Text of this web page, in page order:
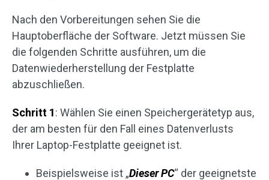
Nach den Vorbereitungen sehen Sie die
Hauptoberfläche der Software. Jetzt müssen Sie
die folgenden Schritte ausführen, um die
Datenwiederherstellung der Festplatte
abzuschließen.
Schritt 1: Wählen Sie einen Speichergerätetyp aus,
der am besten für den Fall eines Datenverlusts
Ihrer Laptop-Festplatte geeignet ist.
Beispielsweise ist „Dieser PC“ der geeignetste